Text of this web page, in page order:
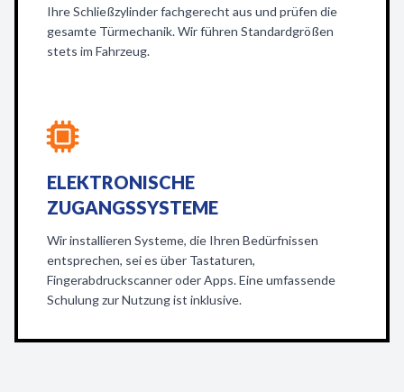
Ihre Schließzylinder fachgerecht aus und prüfen die
gesamte Türmechanik. Wir führen Standardgrößen
stets im Fahrzeug.
ELEKTRONISCHE
ZUGANGSSYSTEME
Wir installieren Systeme, die Ihren Bedürfnissen
entsprechen, sei es über Tastaturen,
Fingerabdruckscanner oder Apps. Eine umfassende
Schulung zur Nutzung ist inklusive.